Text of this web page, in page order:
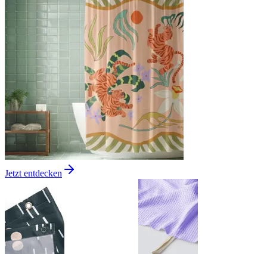
Jetzt entdecken